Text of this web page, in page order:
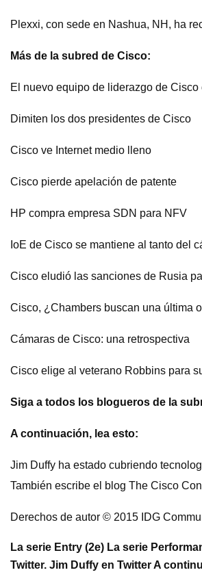
Plexxi, con sede en Nashua, NH, ha
Más de la subred de Cisco:
El nuevo equipo de liderazgo de Cisco
Dimiten los dos presidentes de Cisco
Cisco ve Internet medio lleno
Cisco pierde apelación de patente
HP compra empresa SDN para NFV
IoE de Cisco se mantiene al tanto del
Cisco eludió las sanciones de Rusia
Cisco, ¿Chambers buscan una última
Cámaras de Cisco: una retrospectiva
Cisco elige al veterano Robbins para
Siga a todos los blogueros de la
A continuación, lea esto:
Jim Duffy ha estado cubriendo
También escribe el blog The Cisco
Derechos de autor © 2015 IDG
La serie Entry (2e) La serie
Twitter. Jim Duffy en Twitter A